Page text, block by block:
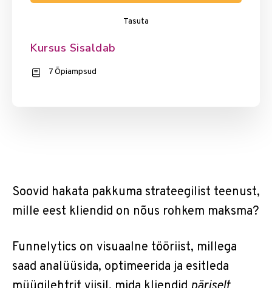
Soovid hakata pakkuma strateegilist teenust,
mille eest kliendid on nõus rohkem maksma?
Funnelytics on visuaalne tööriist, millega
saad analüüsida, optimeerida ja esitleda
Tasuta
Kursus Sisaldab
7 Õpiampsud